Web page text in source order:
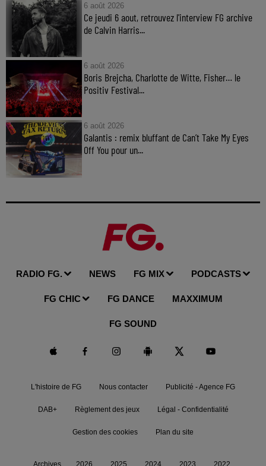
6 août 2026
Ce jeudi 6 aout, retrouvez l'interview FG archive
de Calvin Harris...
6 août 2026
Boris Brejcha, Charlotte de Witte, Fisher… le
Positiv Festival...
6 août 2026
Galantis : remix bluffant de Can’t Take My Eyes
Off You pour un...
RADIO FG. NEWS FG MIX PODCASTS
FG CHIC FG DANCE MAXXIMUM
FG SOUND
L'histoire de FG Nous contacter Publicité - Agence FG
DAB+ Règlement des jeux Légal - Confidentialité
Gestion des cookies Plan du site
Archives 2026 2025 2024 2023 2022